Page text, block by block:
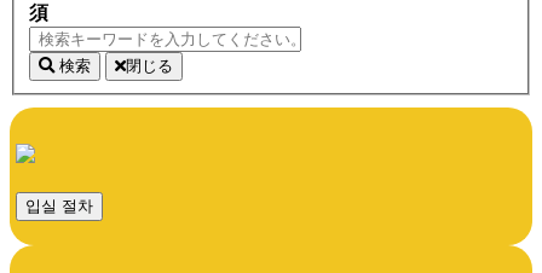
須
検索 閉じる
입실 절차